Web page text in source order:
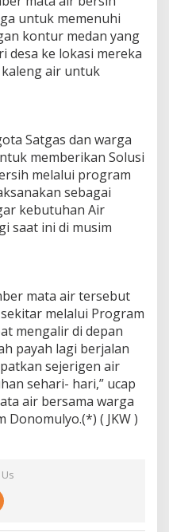
untuk memenuhi
kontur medan yang
desa ke lokasi mereka
air untuk
Satgas dan warga
memberikan Solusi
melalui program
sebagai
kebutuhan Air
saat ini di musim
mata air tersebut
melalui Program
mengalir di depan
payah lagi berjalan
sejerigen air
sehari- hari,” ucap
air bersama warga
Donomulyo.(*) ( JKW )